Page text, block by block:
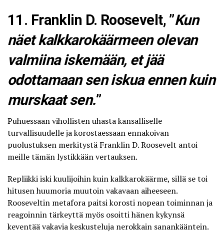
11. Franklin D. Roosevelt, ”Kun
näet kalkkarokäärmeen olevan
valmiina iskemään, et jää
odottamaan sen iskua ennen kuin
murskaat sen.”
Puhuessaan vihollisten uhasta kansalliselle
turvallisuudelle ja korostaessaan ennakoivan
puolustuksen merkitystä Franklin D. Roosevelt antoi
meille tämän lystikkään vertauksen.
Repliikki iski kuulijoihin kuin kalkkarokäärme, sillä se toi
hitusen huumoria muutoin vakavaan aiheeseen.
Rooseveltin metafora paitsi korosti nopean toiminnan ja
reagoinnin tärkeyttä myös osoitti hänen kykynsä
keventää vakavia keskusteluja nerokkain sanankääntein.